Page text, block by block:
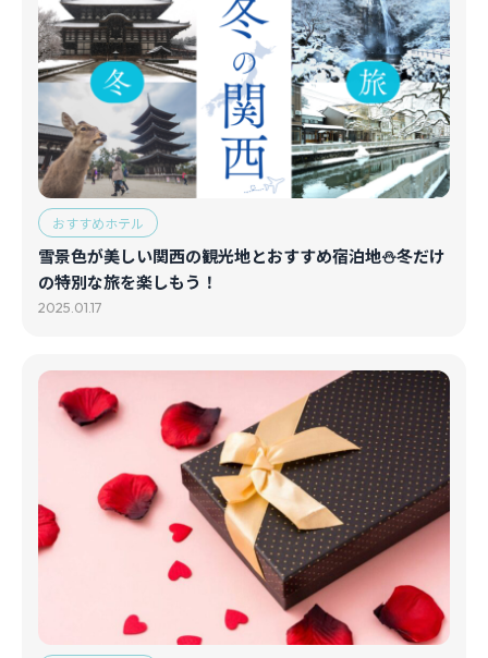
おすすめホテル
雪景色が美しい関西の観光地とおすすめ宿泊地⛄冬だけ
の特別な旅を楽しもう！
2025.01.17